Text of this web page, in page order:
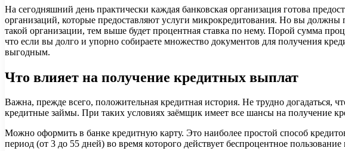
На сегодняшний день практически каждая банковская организация готова
организаций, которые предоставляют услуги микрокредитования. Но вы
такой организации, тем выше будет процентная ставка по нему. Порой сумма
что если вы долго и упорно собираете множество документов для получения
выгодным.
Что влияет на получение кредитных выплат
Важна, прежде всего, положительная кредитная история. Не трудно догадаться,
кредитные займы. При таких условиях заёмщик имеет все шансы на получение
Можно оформить в банке кредитную карту. Это наиболее простой способ
период (от 3 до 55 дней) во время которого действует беспроцентное